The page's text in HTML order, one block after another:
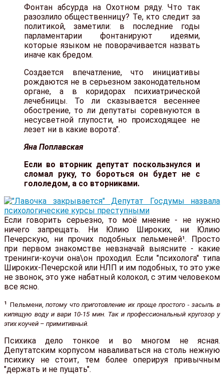
Фонтан абсурда на Охотном ряду. Что так
разозлило общественницу? Те, кто следит за
политикой, заметили: в последние годы
парламентарии фонтанируют идеями,
которые языком не поворачивается назвать
иначе как бредом.
Создается впечатление, что инициативы
рождаются не в серьезном законодательном
органе, а в коридорах психиатрической
лечебницы. То ли сказывается весеннее
обострение, то ли депутаты соревнуются в
несусветной глупости, но происходящее не
лезет ни в какие ворота".
Яна Поплавская
Если во вторник депутат поскользнулся и
сломал руку, то бороться он будет не с
гололедом, а со вторниками.
Если говорить серьезно, то моё мнение - не нужно
ничего запрещать. Ни Юлию Широких, ни Юлию
Печерскую, ни прочих подобных пельменей¹. Просто
при первом знакомстве невзначай выясните - какие
тренинги-коучи она\он проходил. Если "психолога" типа
Широких-Печерской или НЛП и им подобных, то это уже
не звонок, это уже набатный колокол, с этим человеком
все ясно.
¹ Пельмени,потому что приготовление их проще простого - засыпь в
кипящую воду и вари 10-15 мин. Так и профессиональный кругозор у
этих коучей – примитивный.
Психика дело тонкое и во многом не ясная.
Депутатским корпусом наваливаться на столь нежную
психику не стоит, тем более оперируя привычным
"держать и не пущать".